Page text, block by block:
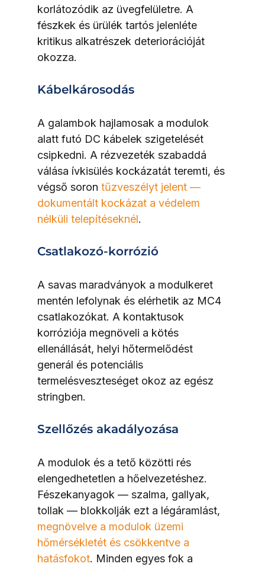
korlátozódik az üvegfelületre. A
fészkek és ürülék tartós jelenléte
kritikus alkatrészek deteriorációját
okozza.
Kábelkárosodás
A galambok hajlamosak a modulok
alatt futó DC kábelek szigetelését
csipkedni. A rézvezeték szabaddá
válása ívkisülés kockázatát teremti, és
végső soron tűzveszélyt jelent —
dokumentált kockázat a védelem
nélküli telepítéseknél.
Csatlakozó-korrózió
A savas maradványok a modulkeret
mentén lefolynak és elérhetik az MC4
csatlakozókat. A kontaktusok
korróziója megnöveli a kötés
ellenállását, helyi hőtermelődést
generál és potenciális
termelésveszteséget okoz az egész
stringben.
Szellőzés akadályozása
A modulok és a tető közötti rés
elengedhetetlen a hőelvezetéshez.
Fészekanyagok — szalma, gallyak,
tollak — blokkolják ezt a légáramlást,
megnövelve a modulok üzemi
hőmérsékletét és csökkentve a
hatásfokot. Minden egyes fok a